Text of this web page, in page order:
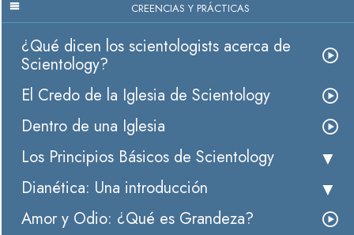
CREENCIAS Y PRÁCTICAS
¿Qué dicen los scientologists acerca de
Scientology?
El Credo de la Iglesia de Scientology
Dentro de una Iglesia
Los Principios Básicos de Scientology
Dianética: Una introducción
Amor y Odio: ¿Qué es Grandeza?